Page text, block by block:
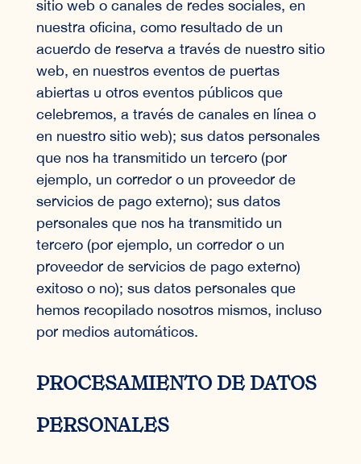
sitio web o canales de redes sociales, en
nuestra oficina, como resultado de un
acuerdo de reserva a través de nuestro sitio
web, en nuestros eventos de puertas
abiertas u otros eventos públicos que
celebremos, a través de canales en línea o
en nuestro sitio web); sus datos personales
que nos ha transmitido un tercero (por
ejemplo, un corredor o un proveedor de
servicios de pago externo); sus datos
personales que nos ha transmitido un
tercero (por ejemplo, un corredor o un
proveedor de servicios de pago externo)
exitoso o no); sus datos personales que
hemos recopilado nosotros mismos, incluso
por medios automáticos.
PROCESAMIENTO DE DATOS
PERSONALES